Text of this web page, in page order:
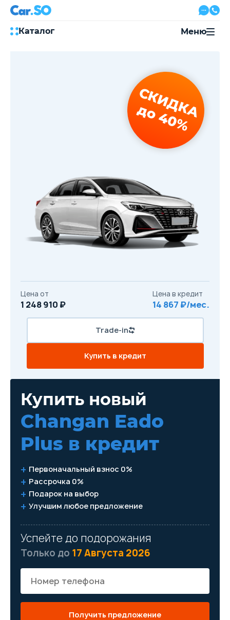
Каталог
с 08:00 по 20:00, без выходных
Привольная улица, 2, к5
Перезвоните мне
Меню
Купить новый
Changan Eado
Plus в кредит
Первоначальный взнос 0%
Рассрочка 0%
Подарок на выбор
Улучшим любое предложение
Успейте до подорожания
Только до 17 Августа 2026
Получить предложение
СКИДКА
до 40%
Цена от
1 248 910 ₽
Цена в кредит
14 867 ₽/мес.
Trade-in
Купить в кредит